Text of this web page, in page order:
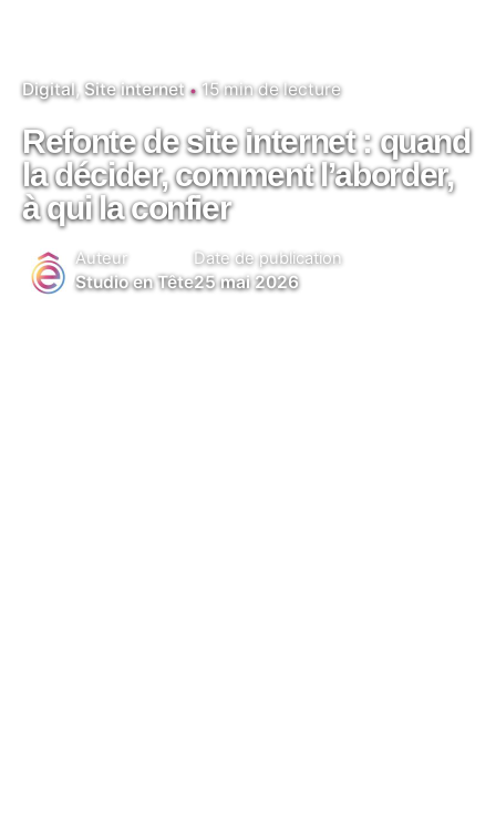
Digital Site internet 15 min de lecture
Refonte de site internet : quand
la décider, comment l’aborder,
à qui la confier
Auteur
Studio en Tête
Date de publication
25 mai 2026